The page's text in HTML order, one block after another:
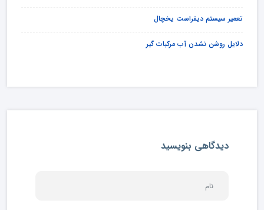
تعمیر سیستم دیفراست یخچال
دلایل روشن نشدن آب مرکبات گیر
دیدگاهی بنویسید